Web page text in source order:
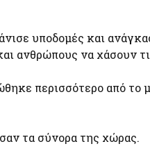
υποδομές και
ανθρώπους να χάσουν
περισσότερο από
τα σύνορα της χώρας.